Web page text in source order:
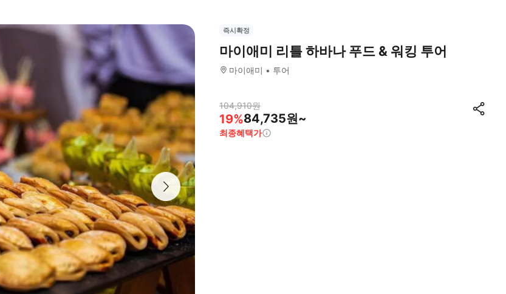
즉시확정
마이애미 리틀 하바나 푸드 & 워킹 투어
마이애미 투어
104,910원
19%84,735원~
최종혜택가